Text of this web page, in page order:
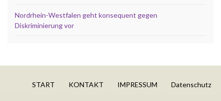
Nordrhein-Westfalen geht konsequent gegen
Diskriminierung vor
START KONTAKT IMPRESSUM Datenschutz